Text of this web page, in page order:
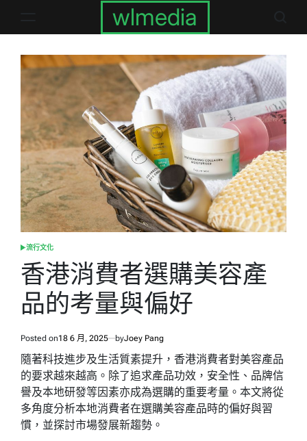
wlmedia
POSTED
IN
流行文化
香港消費者選購美容產
品的考量與偏好
Posted on18 6 月, 2025 byJoey Pang
隨著科技進步及生活質素提升，香港消費者對美容產品
的要求越來越高。除了追求產品功效，安全性、品牌信
譽及本地研發等因素亦成為選購的重要考量。本文將從
多角度分析本地消費者在選購美容產品時的偏好與習
慣，並探討市場發展新趨勢。